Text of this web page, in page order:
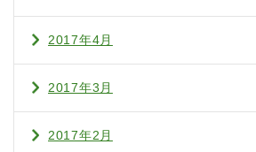
2017年4月
2017年3月
2017年2月